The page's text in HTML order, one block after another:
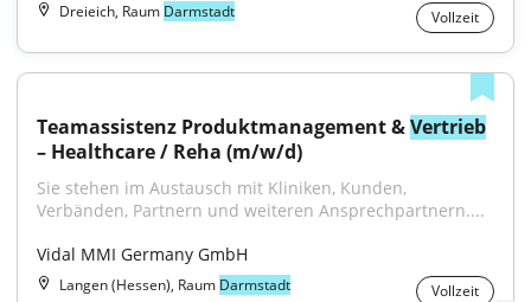
Dreieich, Raum Darmstadt Vollzeit
Teamassistenz Produktmanagement & Vertrieb
– Healthcare / Reha (m/w/d)
Sie stehen im Austausch mit Kliniken, Kunden,
Verbänden, Partnern und weiteren Ansprechpartnern....
Vidal MMI Germany GmbH
Langen (Hessen), Raum Darmstadt Vollzeit